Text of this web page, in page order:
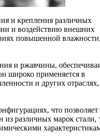
и крепления различных
и воздействию внешних
повышенной влажности,
и ржавчины,
широко применяется в
и других отраслях,
что позволяет
из различных марок стали,